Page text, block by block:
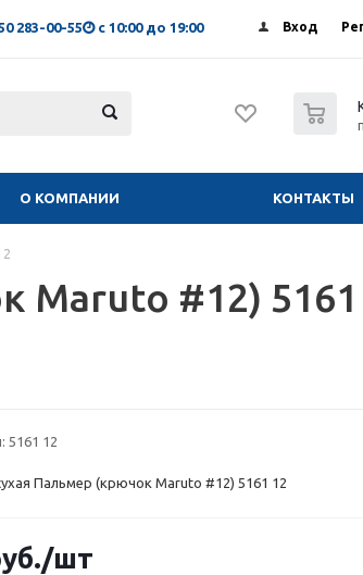
Вход
283-00-55 с 10:00 до 19:00
О КОМПАНИИ КОНТАКТЫ
Maruto #12) 5161
5161 12
Пальмер (крючок Maruto #12) 5161 12
/шт